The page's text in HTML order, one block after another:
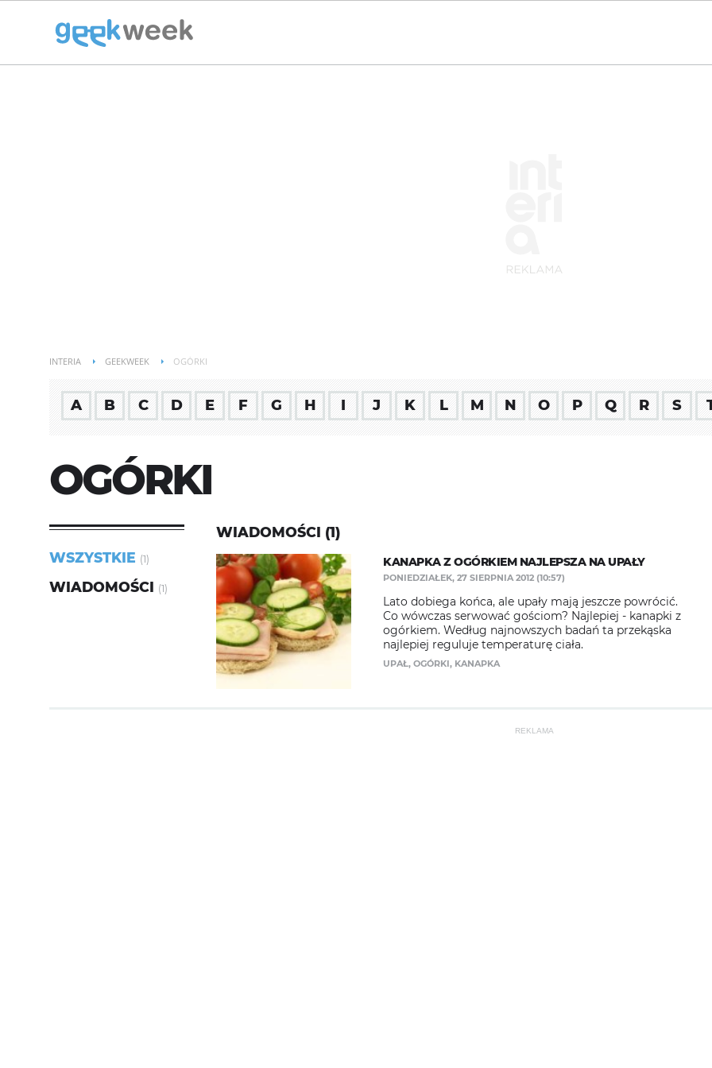
INTERIA GEEKWEEK OGÓRKI
A B C D E F G H I J K L M N O P Q R S
OGÓRKI
WSZYSTKIE (1)
WIADOMOŚCI (1)
WIADOMOŚCI (1)
KANAPKA Z OGÓRKIEM NAJLEPSZA NA UPAŁY
PONIEDZIAŁEK, 27 SIERPNIA 2012 (10:57)
Lato dobiega końca, ale upały mają jeszcze powrócić.
Co wówczas serwować gościom? Najlepiej - kanapki z
ogórkiem. Według najnowszych badań ta przekąska
najlepiej reguluje temperaturę ciała.
UPAŁ, OGÓRKI, KANAPKA
REKLAMA